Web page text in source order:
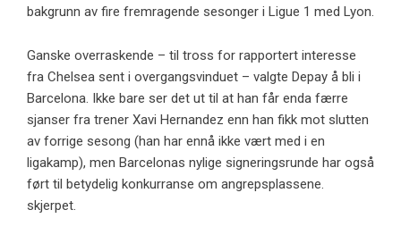
bakgrunn av fire fremragende sesonger i Ligue 1 med Lyon.
Ganske overraskende – til tross for rapportert interesse
fra Chelsea sent i overgangsvinduet – valgte Depay å bli i
Barcelona. Ikke bare ser det ut til at han får enda færre
sjanser fra trener Xavi Hernandez enn han fikk mot slutten
av forrige sesong (han har ennå ikke vært med i en
ligakamp), men Barcelonas nylige signeringsrunde har også
ført til betydelig konkurranse om angrepsplassene.
skjerpet.